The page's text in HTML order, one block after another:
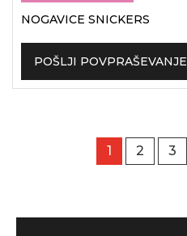
NOGAVICE SNICKERS
POŠLJI POVPRAŠEVANJE
1 2 3